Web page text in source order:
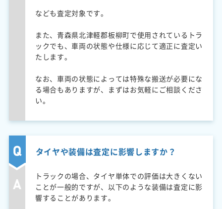
なども査定対象です。
また、青森県北津軽郡板柳町で使用されているトラ
ックでも、車両の状態や仕様に応じて適正に査定い
たします。
なお、車両の状態によっては特殊な搬送が必要にな
る場合もありますが、まずはお気軽にご相談くださ
い。
タイヤや装備は査定に影響しますか？
トラックの場合、タイヤ単体での評価は大きくない
ことが一般的ですが、以下のような装備は査定に影
響することがあります。